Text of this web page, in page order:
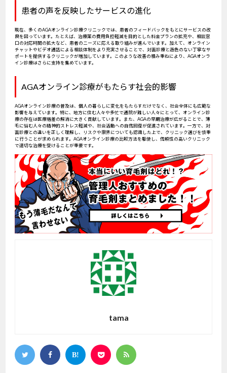
患者の声を反映したサービスの進化
現在、多くのAGAオンライン診療クリニックでは、患者のフィードバックをもとにサービスの改
良を図っています。たとえば、治療薬の費用負担軽減を目的とした料金プランの拡充や、相談窓
口の対応時間の拡大など、患者のニーズに応える取り組みが進んでいます。加えて、オンライン
チャットやビデオ通話による相談体制をより充実させることで、対面診療と遜色のない丁寧なサ
ポートを提供するクリニックが増加しています。このような改善の積み重ねにより、AGAオンラ
イン診療はさらに支持を集めています。
AGAオンライン診療がもたらす社会的影響
AGAオンライン診療の普及は、個人の暮らしに変化をもたらすだけでなく、社会全体にも広範な
影響を与えています。特に、地方に住む人々や多忙で通院が難しい人々にとって、オンライン診
療の存在は医療格差の解消に大きく貢献しています。また、AGAの早期治療が広がることで、薄
毛に悩む人々の精神的ストレス軽減や、社会活動への自信回復が促進されています。一方で、対
面診療との違いを正しく理解し、リスクや限界についても認識した上で、クリニック選びを慎重
に行うことが求められます。AGAオンライン診療の比較方法を駆使し、信頼性の高いクリニック
で適切な治療を受けることが重要です。
tama